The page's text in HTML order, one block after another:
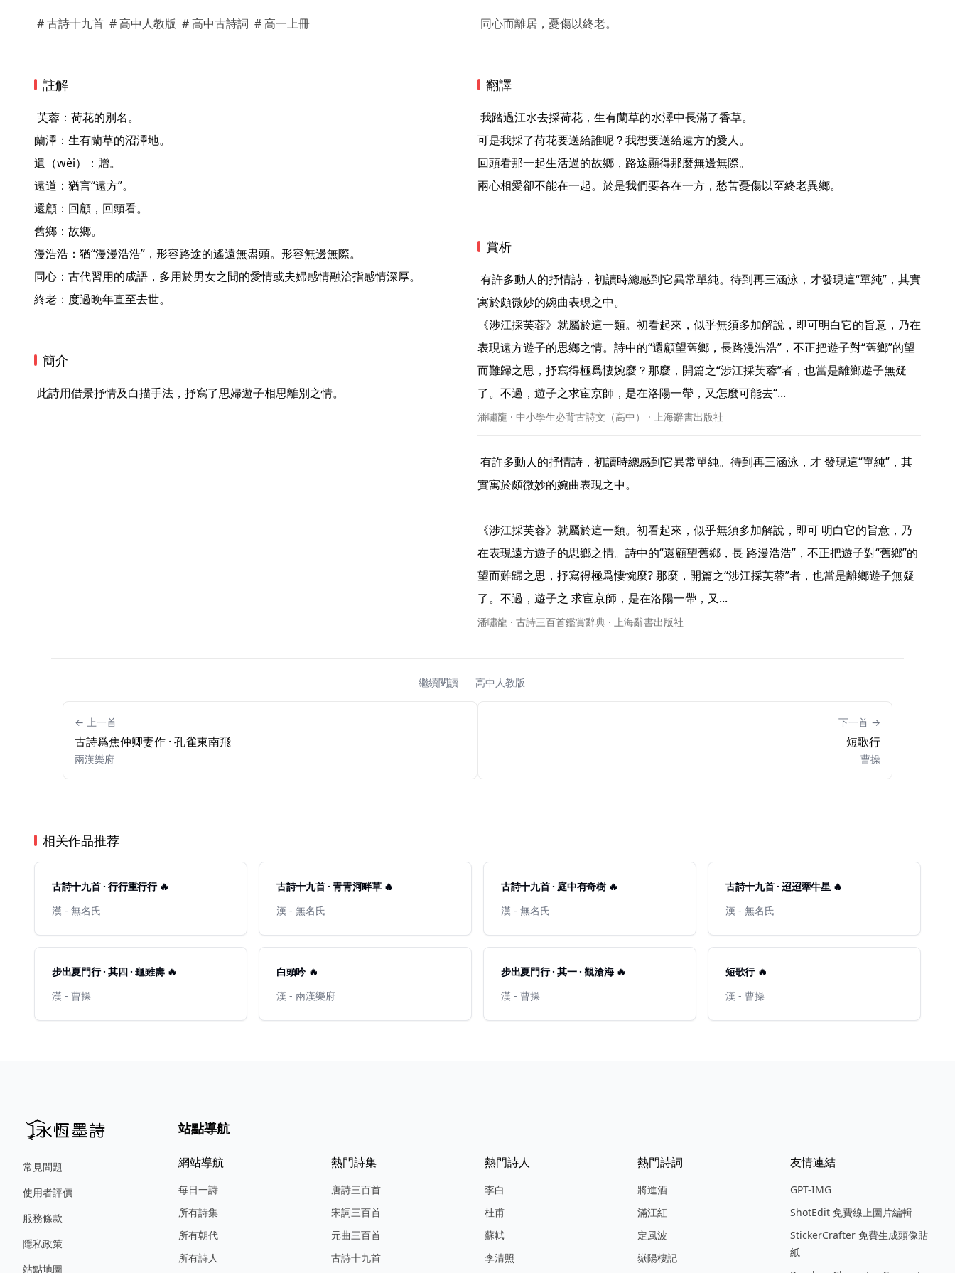
# 古詩十九首 # 高中人教版 # 高中古詩詞 # 高一上冊
註解
蘭澤：生有蘭草的沼澤地。
遺（wèi）：贈。
遠道：猶言“遠方”。
還顧：回顧，回頭看。
舊鄉：故鄉。
漫浩浩：猶“漫漫浩浩”，形容路途的遙遠無盡頭。形容無邊無際。
同心：古代習用的成語，多用於男女之間的愛情或夫婦感情融洽指感情深厚。
終老：度過晚年直至去世。
簡介
此詩用借景抒情及白描手法，抒寫了思婦遊子相思離別之情。
同心而離居，憂傷以終老。
翻譯
可是我採了荷花要送給誰呢？我想要送給遠方的愛人。
回頭看那一起生活過的故鄉，路途顯得那麼無邊無際。
兩心相愛卻不能在一起。於是我們要各在一方，愁苦憂傷以至終老異鄉。
賞析
寓於頗微妙的婉曲表現之中。
《涉江採芙蓉》就屬於這一類。初看起來，似乎無須多加解說，即可明白它的旨意，乃在
表現遠方遊子的思鄉之情。詩中的“還顧望舊鄉，長路漫浩浩”，不正把遊子對“舊鄉”的望
而難歸之思，抒寫得極爲悽婉麼？那麼，開篇之“涉江採芙蓉”者，也當是離鄉遊子無疑
了。不過，遊子之求宦京師，是在洛陽一帶，又怎麼可能去“...
潘嘯龍 · 中小學生必背古詩文（高中） · 上海辭書出版社
實寓於頗微妙的婉曲表現之中。
《涉江採芙蓉》就屬於這一類。初看起來，似乎無須多加解說，即可 明白它的旨意，乃
在表現遠方遊子的思鄉之情。詩中的“還顧望舊鄉，長 路漫浩浩”，不正把遊子對“舊鄉”的
望而難歸之思，抒寫得極爲悽惋麼? 那麼，開篇之“涉江採芙蓉”者，也當是離鄉遊子無疑
了。不過，遊子之 求宦京師，是在洛陽一帶，又...
潘嘯龍 · 古詩三百首鑑賞辭典 · 上海辭書出版社
繼續閱讀 高中人教版
← 上一首
古詩爲焦仲卿妻作 · 孔雀東南飛
兩漢樂府
下一首 →
短歌行
曹操
相关作品推荐
古詩十九首 · 行行重行行 🔥
漢 - 無名氏
古詩十九首 · 青青河畔草 🔥
漢 - 無名氏
古詩十九首 · 庭中有奇樹 🔥
漢 - 無名氏
古詩十九首 · 迢迢牽牛星 🔥
漢 - 無名氏
步出夏門行 · 其四 · 龜雖壽 🔥
漢 - 曹操
白頭吟 🔥
漢 - 兩漢樂府
步出夏門行 · 其一 · 觀滄海 🔥
漢 - 曹操
短歌行 🔥
漢 - 曹操
常見問題
使用者評價
服務條款
隱私政策
站點地圖
站點導航
網站導航
每日一詩
所有詩集
所有朝代
所有詩人
熱門詩集
唐詩三百首
宋詞三百首
元曲三百首
古詩十九首
熱門詩人
李白
杜甫
蘇軾
李清照
熱門詩詞
將進酒
滿江紅
定風波
嶽陽樓記
友情連結
GPT-IMG
ShotEdit 免費線上圖片編輯
StickerCrafter 免費生成頭像貼
紙